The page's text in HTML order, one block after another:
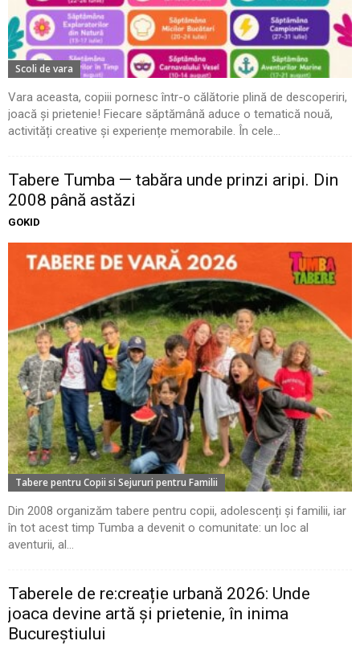
Scoli de vara
Vara aceasta, copiii pornesc într-o călătorie plină de descoperiri,
joacă și prietenie! Fiecare săptămână aduce o tematică nouă,
activități creative și experiențe memorabile. În cele...
Tabere Tumba — tabăra unde prinzi aripi. Din
2008 până astăzi
GOKID
Tabere pentru Copii si Sejururi pentru Familii
Din 2008 organizăm tabere pentru copii, adolescenți și familii, iar
în tot acest timp Tumba a devenit o comunitate: un loc al
aventurii, al...
Taberele de re:creație urbană 2026: Unde
joaca devine artă și prietenie, în inima
Bucureștiului